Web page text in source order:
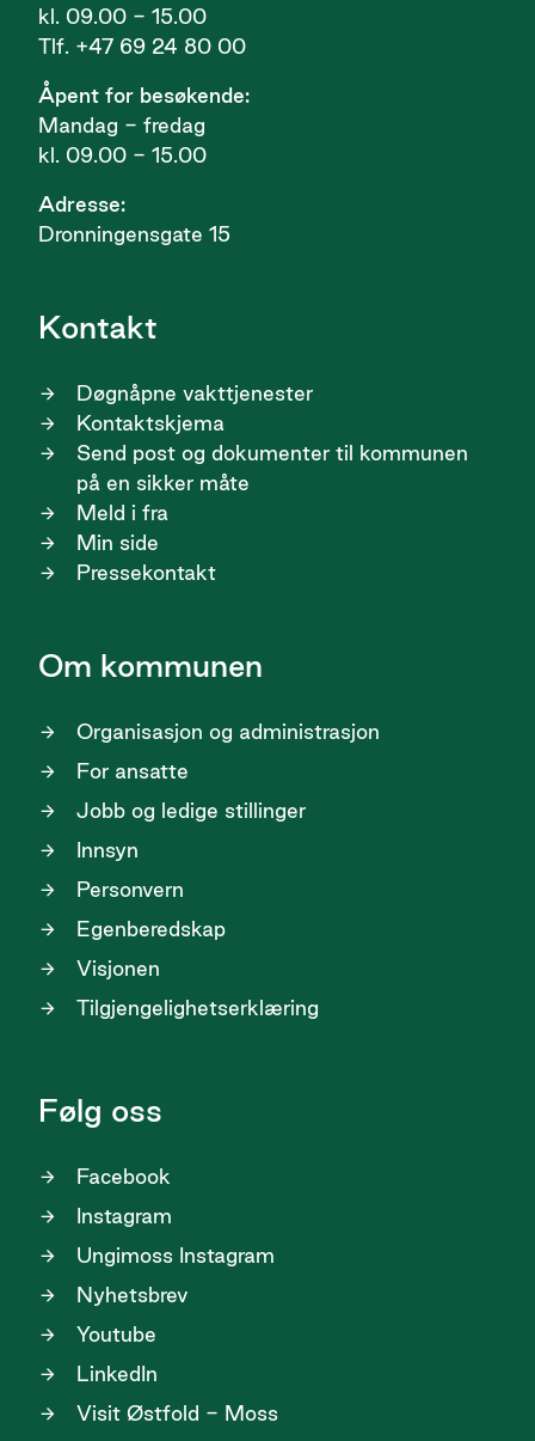
kl. 09.00 - 15.00
Tlf. +47 69 24 80 00
Åpent for besøkende:
Mandag - fredag
kl. 09.00 - 15.00
Adresse:
Dronningensgate 15
Kontakt
Døgnåpne vakttjenester
Kontaktskjema
Send post og dokumenter til kommunen
på en sikker måte
Meld i fra
Min side
Pressekontakt
Om kommunen
Organisasjon og administrasjon
For ansatte
Jobb og ledige stillinger
Innsyn
Personvern
Egenberedskap
Visjonen
Tilgjengelighetserklæring
Følg oss
Facebook
Instagram
Ungimoss Instagram
Nyhetsbrev
Youtube
LinkedIn
Visit Østfold - Moss